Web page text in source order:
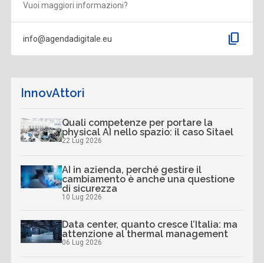
Vuoi maggiori informazioni?
info@agendadigitale.eu content_copy
InnovAttori
Quali competenze per portare la
physical AI nello spazio: il caso Sitael
22 Lug 2026
AI in azienda, perché gestire il
cambiamento è anche una questione
di sicurezza
10 Lug 2026
Data center, quanto cresce l’Italia: ma
attenzione al thermal management
06 Lug 2026